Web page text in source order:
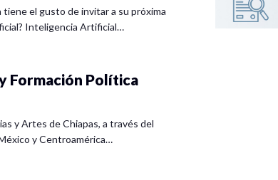
el gusto de invitar a su próxima
Inteligencia Artificial…
Formación Política
y Artes de Chiapas, a través del
y Centroamérica…